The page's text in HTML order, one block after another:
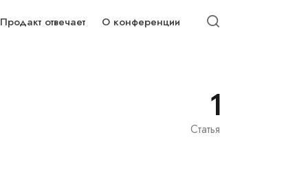
Продакт отвечает О конференции
1
Статья